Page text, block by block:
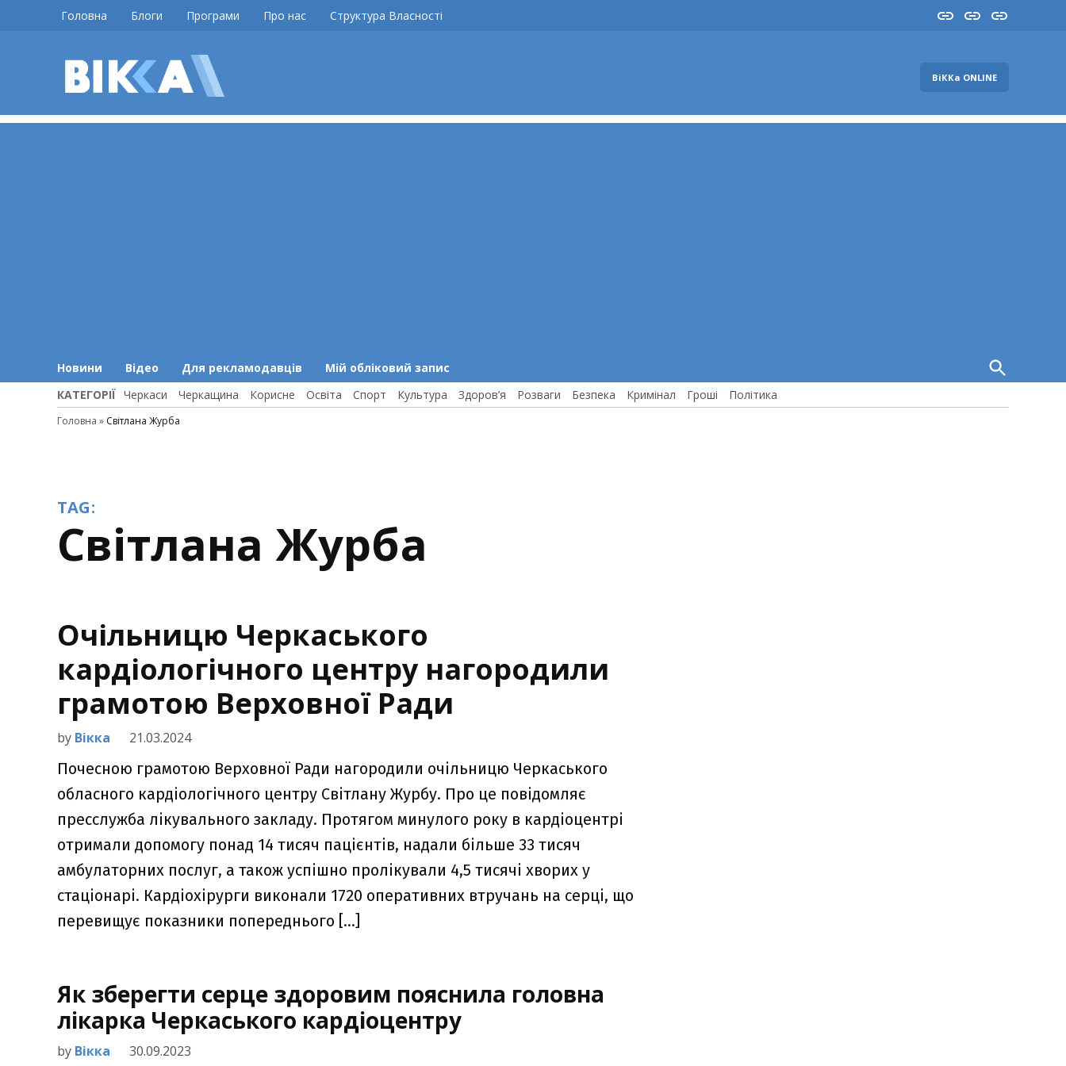
Головна Блоги Програми Про нас Структура Власності InstaYouTube
FB
ВіККа ONLINE
Новини Відео Для рекламодавців Мій обліковий запис
Open
Search
КАТЕГОРІЇ Черкаси Черкащина Корисне Освіта Спорт Культура Здоров’я Розваги Безпека Кримінал Гроші Політика
Головна » Світлана Журба
TAG:
Світлана Журба
Очільницю Черкаського
кардіологічного центру нагородили
грамотою Верховної Ради
by Вікка 21.03.2024
Почесною грамотою Верховної Ради нагородили очільницю Черкаського
обласного кардіологічного центру Світлану Журбу. Про це повідомляє
пресслужба лікувального закладу. Протягом минулого року в кардіоцентрі
отримали допомогу понад 14 тисяч пацієнтів, надали більше 33 тисяч
амбулаторних послуг, а також успішно пролікували 4,5 тисячі хворих у
стаціонарі. Кардіохірурги виконали 1720 оперативних втручань на серці, що
перевищує показники попереднього […]
Як зберегти серце здоровим пояснила головна
лікарка Черкаського кардіоцентру
by Вікка 30.09.2023